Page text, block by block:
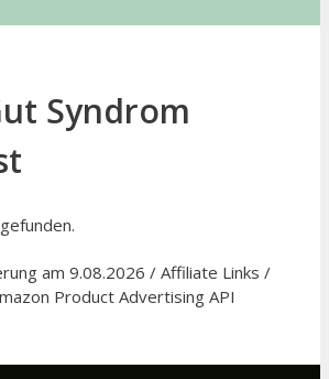
Syndrom
am 9.08.2026 / Affiliate Links /
Product Advertising API